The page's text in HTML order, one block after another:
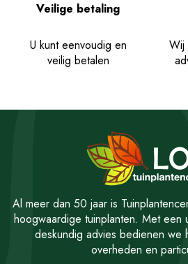
Veilige betaling
U kunt eenvoudig en
veilig betalen
Wij
Al meer dan 50 jaar is
hoogwaardige tuinplanten. Met een
deskundig advies bedienen we
overheden en